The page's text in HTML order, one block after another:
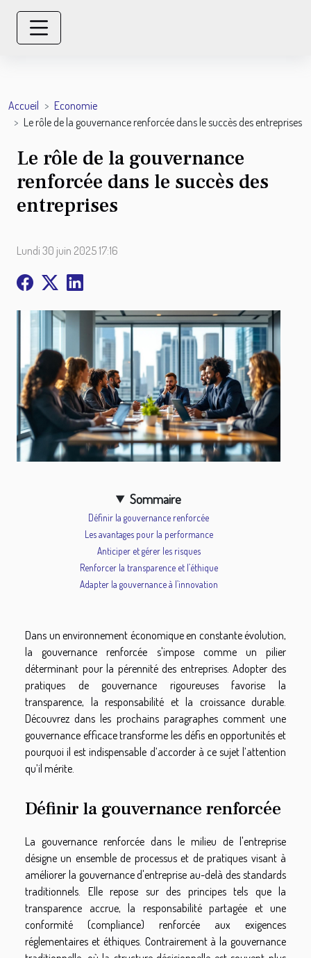
Accueil
Economie
Le rôle de la gouvernance renforcée dans le succès des entreprises
Le rôle de la gouvernance
renforcée dans le succès des
entreprises
Lundi 30 juin 2025 17:16
Sommaire
Définir la gouvernance renforcée
Les avantages pour la performance
Anticiper et gérer les risques
Renforcer la transparence et l’éthique
Adapter la gouvernance à l’innovation
Dans un environnement économique en constante évolution,
la gouvernance renforcée s'impose comme un pilier
déterminant pour la pérennité des entreprises. Adopter des
pratiques de gouvernance rigoureuses favorise la
transparence, la responsabilité et la croissance durable.
Découvrez dans les prochains paragraphes comment une
gouvernance efficace transforme les défis en opportunités et
pourquoi il est indispensable d’accorder à ce sujet l’attention
qu’il mérite.
Définir la gouvernance renforcée
La gouvernance renforcée dans le milieu de l'entreprise
désigne un ensemble de processus et de pratiques visant à
améliorer la gouvernance d'entreprise au-delà des standards
traditionnels. Elle repose sur des principes tels que la
transparence accrue, la responsabilité partagée et une
conformité (compliance) renforcée aux exigences
réglementaires et éthiques. Contrairement à la gouvernance